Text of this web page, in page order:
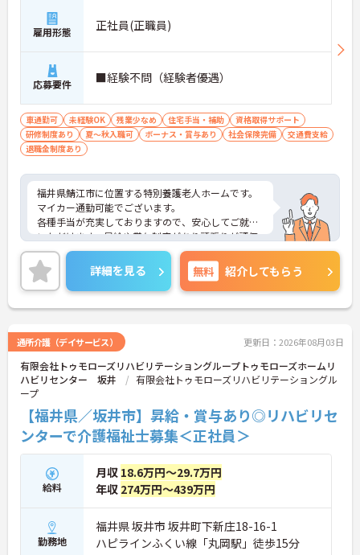
雇用形態 正社員(正職員)
応募要件 ■経験不問（経験者優遇）
車通勤可 未経験OK 残業少なめ 住宅手当・補助
資格取得サポート
研修制度あり
夏～秋入職可 ボーナス・賞与あり 社会保険完備
交通費支給
退職金制度あり
福井県鯖江市に位置する特別養護老人ホームです。
マイカー通勤可能でございます。
各種手当が充実しておりますので、安心してご就業
いただけます。昇給や賞与制度があり頑張りが評価
されてしっかりと職員に還元されます。
ご興味のある方には、面接対策ポイントなど、さら
に詳細をお話しいたしますのでお気軽にご相談くだ
さい！
詳細を見る 無料 紹介してもらう
通所介護（デイサービス） 更新日：2026年08月03日
有限会社トゥモローズリハビリテーショングループトゥモローズホームリ
ハビリセンター 坂井
有限会社トゥモローズリハビリテーショングル
ープ
【福井県／坂井市】昇給・賞与あり◎リハビリセ
ンターで介護福祉士募集＜正社員＞
給料
月収 18.6万円～29.7万円
年収 274万円～439万円
勤務地
福井県 坂井市 坂井町下新庄18-16-1
ハピラインふくい線「丸岡駅」徒歩15分